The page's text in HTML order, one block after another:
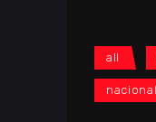
all
nacional